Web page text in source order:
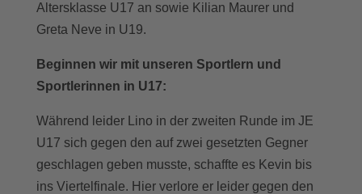
Altersklasse U17 an sowie Kilian Maurer und
Greta Neve in U19.
Beginnen wir mit unseren Sportlern und
Sportlerinnen in U17:
Während leider Lino in der zweiten Runde im JE
U17 sich gegen den auf zwei gesetzten Gegner
geschlagen geben musste, schaffte es Kevin bis
ins Viertelfinale. Hier verlore er leider gegen den